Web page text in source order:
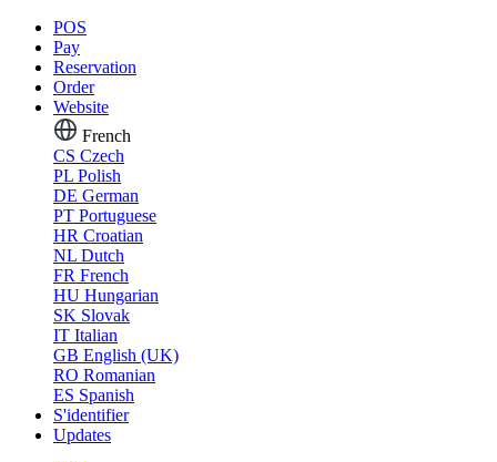
POS
Pay
Reservation
Order
Website
French
CS Czech
PL Polish
DE German
PT Portuguese
HR Croatian
NL Dutch
FR French
HU Hungarian
SK Slovak
IT Italian
GB English (UK)
RO Romanian
ES Spanish
S'identifier
Updates